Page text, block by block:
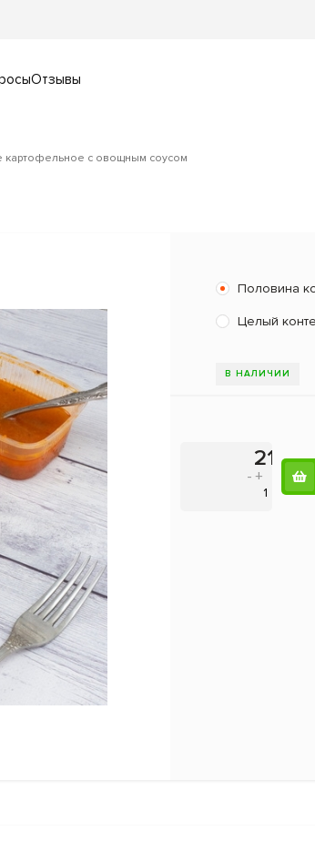
Отзывы
картофельное с овощным соусом
Половина
Целый
В НАЛИЧИИ
-
218
+